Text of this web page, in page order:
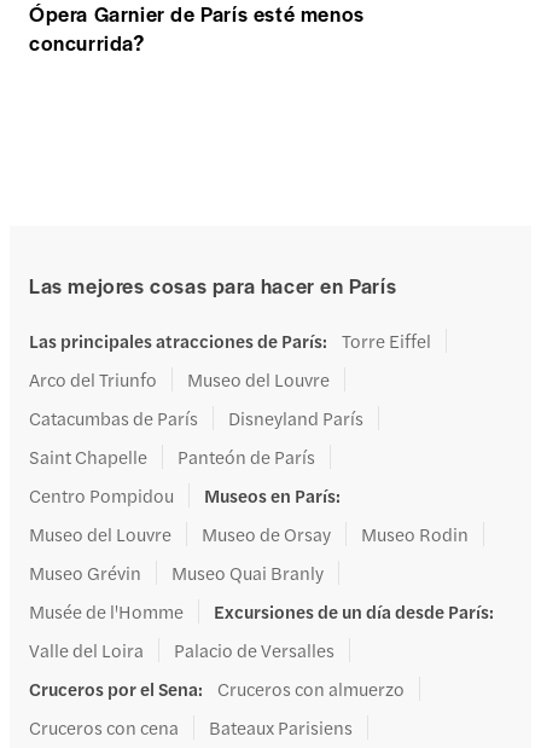
Ópera Garnier de París esté menos
concurrida?
Las mejores cosas para hacer en París
Las principales atracciones de París:
Torre Eiffel
Arco del Triunfo
Museo del Louvre
Catacumbas de París
Disneyland París
Saint Chapelle
Panteón de París
Centro Pompidou
Museos en París:
Museo del Louvre
Museo de Orsay
Museo Rodin
Museo Grévin
Museo Quai Branly
Musée de l'Homme
Excursiones de un día desde París:
Valle del Loira
Palacio de Versalles
Cruceros por el Sena:
Cruceros con almuerzo
Cruceros con cena
Bateaux Parisiens